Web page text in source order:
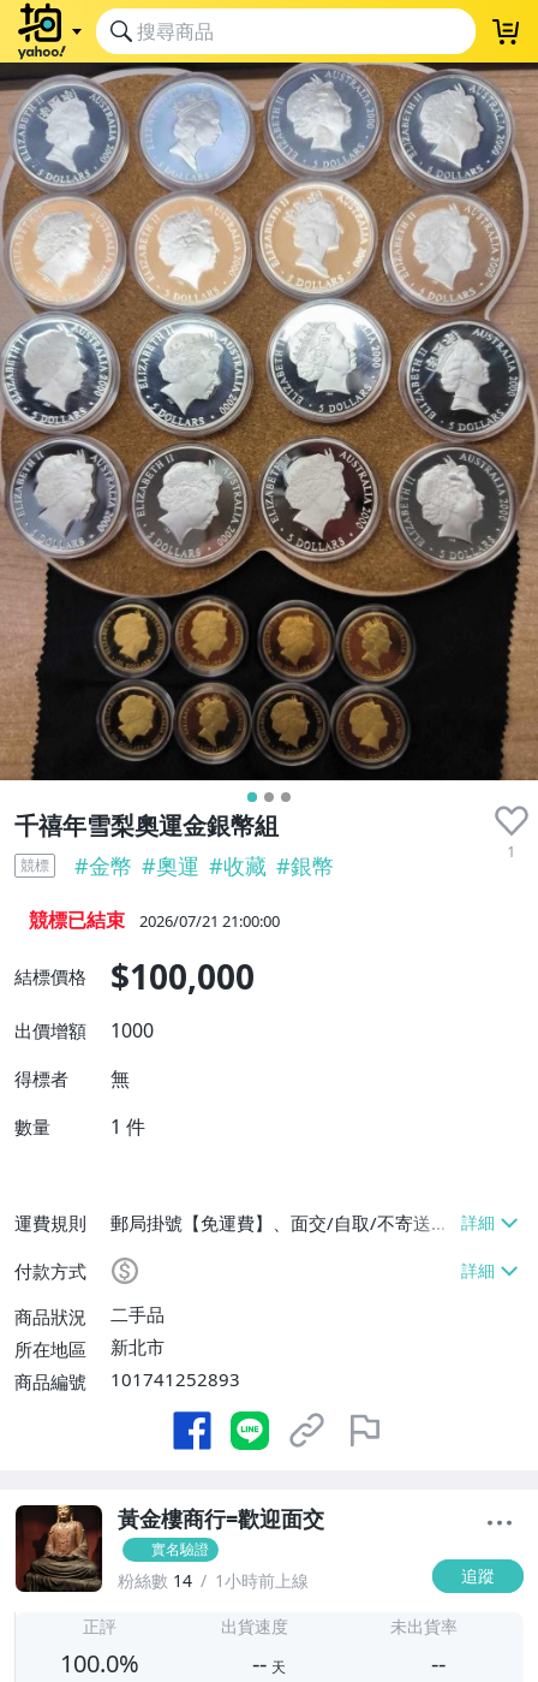
千禧年雪梨奧運金銀幣組
1
競標 #金幣 #奧運 #收藏 #銀幣
競標已結束 2026/07/21 21:00:00
結標價格 $100,000
出價增額 1000
得標者 無
數量 1 件
運費規則
郵局掛號【免運費】、面交/自取/不寄送
【免運費】
付款方式
商品狀況
二手品
所在地區
新北市
商品編號
101741252893
黃金樓商行=歡迎面交
實名驗證
粉絲數 14 1小時前上線 追蹤
正評
100.0%
出貨速度
-- 天
未出貨率
--